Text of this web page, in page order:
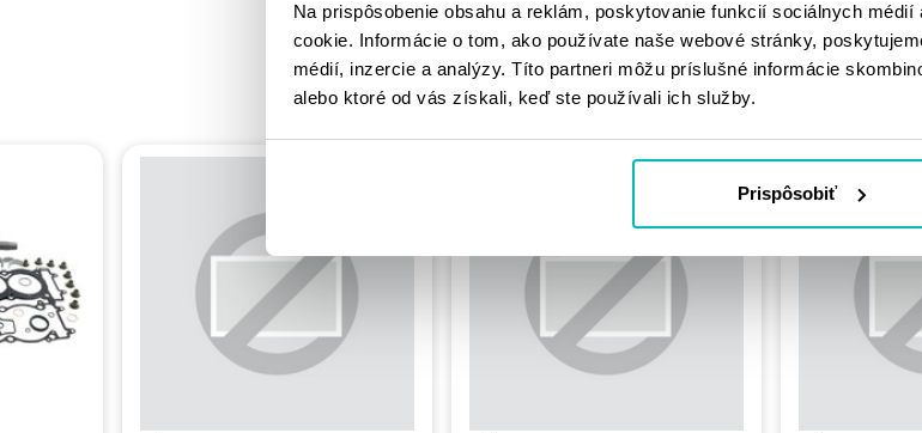
Na prispôsobenie obsahu a reklám, poskytovanie funkcií sociálnych
cookie. Informácie o tom, ako používate naše webové stránky,
médií, inzercie a analýzy. Títo partneri môžu príslušné informácie
alebo ktoré od vás získali, keď ste používali ich služby.
Prispôsobiť
PODOBNÉ